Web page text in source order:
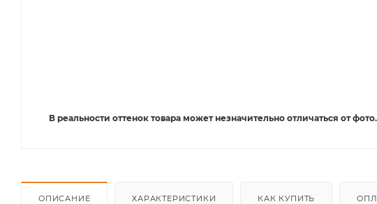
В реальности оттенок товара может незначительно отличаться от фото.
ОПИСАНИЕ ХАРАКТЕРИСТИКИ КАК КУПИТЬ